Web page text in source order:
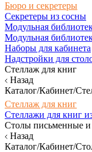
Бюро и секретеры
Секретеры из сосны
Модульная
Модульная
Наборы для кабинета
Надстройки для
Стеллаж для книг
Назад
Каталог/Кабинет/
Стеллаж для книг
Стеллажи для книг
Столы письменные
Назад
Каталог/Кабинет/